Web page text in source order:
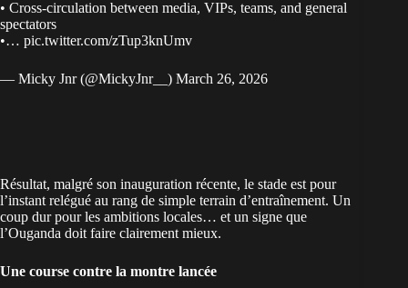
• Cross-circulation between media, VIPs, teams, and general
spectators
•… pic.twitter.com/zTup3knUmv
— Micky Jnr (@MickyJnr__) March 26, 2026
Résultat, malgré son inauguration récente, le stade est pour
l’instant relégué au rang de simple terrain d’entraînement. Un
coup dur pour les ambitions locales… et un signe que
l’Ouganda doit faire clairement mieux.
Une course contre la montre lancée